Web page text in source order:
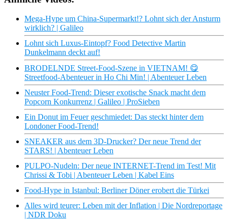
Mega-Hype um China-Supermarkt!? Lohnt sich der Ansturm
wirklich? | Galileo
Lohnt sich Luxus-Eintopf? Food Detective Martin
Dunkelmann deckt auf!
BRODELNDE Street-Food-Szene in VIETNAM! 😋
Streetfood-Abenteuer in Ho Chi Min! | Abenteuer Leben
Neuster Food-Trend: Dieser exotische Snack macht dem
Popcorn Konkurrenz | Galileo | ProSieben
Ein Donut im Feuer geschmiedet: Das steckt hinter dem
Londoner Food-Trend!
SNEAKER aus dem 3D-Drucker? Der neue Trend der
STARS! | Abenteuer Leben
PULPO-Nudeln: Der neue INTERNET-Trend im Test! Mit
Chrissi & Tobi | Abenteuer Leben | Kabel Eins
Food-Hype in Istanbul: Berliner Döner erobert die Türkei
Alles wird teurer: Leben mit der Inflation | Die Nordreportage
| NDR Doku